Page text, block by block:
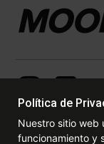
Política de
Nuestro sitio web
funcionamiento y